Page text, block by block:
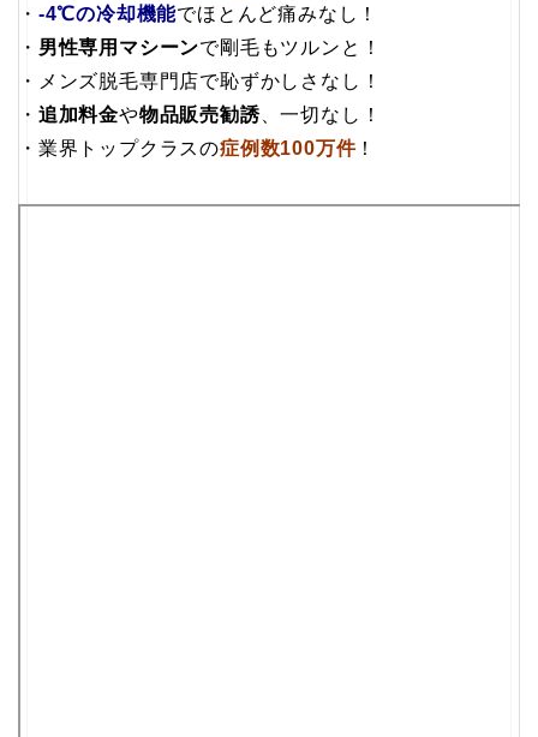
・ -4℃の冷却機能でほとんど痛みなし！
・ 男性専用マシーンで剛毛もツルンと！
・メンズ脱毛専門店で恥ずかしさなし！
・ 追加料金や物品販売勧誘、一切なし！
・業界トップクラスの症例数100万件！